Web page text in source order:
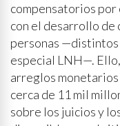
compensatorios por
con el desarrollo de
personas —distintos
especial LNH—.
arreglos monetarios
cerca de 11 mil
sobre los juicios y